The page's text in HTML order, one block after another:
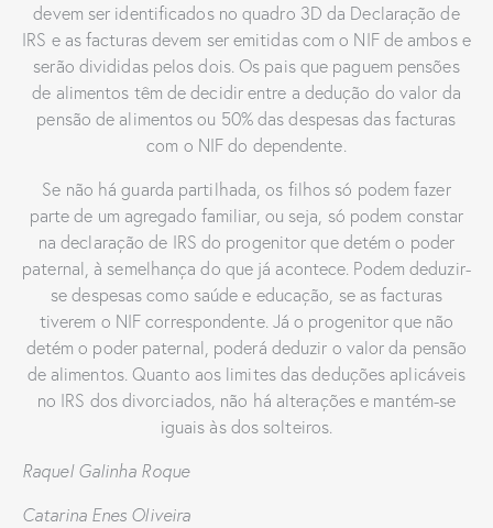
devem ser identificados no quadro 3D da Declaração de
IRS e as facturas devem ser emitidas com o NIF de ambos e
serão divididas pelos dois. Os pais que paguem pensões
de alimentos têm de decidir entre a dedução do valor da
pensão de alimentos ou 50% das despesas das facturas
com o NIF do dependente.
Se não há guarda partilhada, os filhos só podem fazer
parte de um agregado familiar, ou seja, só podem constar
na declaração de IRS do progenitor que detém o poder
paternal, à semelhança do que já acontece. Podem deduzir-
se despesas como saúde e educação, se as facturas
tiverem o NIF correspondente. Já o progenitor que não
detém o poder paternal, poderá deduzir o valor da pensão
de alimentos. Quanto aos limites das deduções aplicáveis
no IRS dos divorciados, não há alterações e mantém-se
iguais às dos solteiros.
Raquel Galinha Roque
Catarina Enes Oliveira